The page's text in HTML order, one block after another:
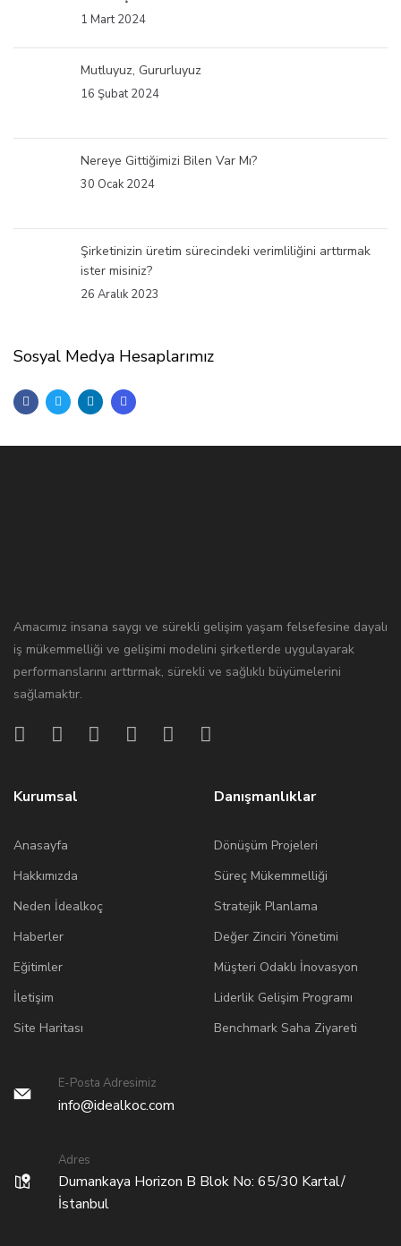
1 Mart 2024
Mutluyuz, Gururluyuz
16 Şubat 2024
Nereye Gittiğimizi Bilen Var Mı?
30 Ocak 2024
Şirketinizin üretim sürecindeki verimliliğini arttırmak
ister misiniz?
26 Aralık 2023
Sosyal Medya Hesaplarımız
Amacımız insana saygı ve sürekli gelişim yaşam felsefesine dayalı
iş mükemmelliği ve gelişimi modelini şirketlerde uygulayarak
performanslarını arttırmak, sürekli ve sağlıklı büyümelerini
sağlamaktır.
Kurumsal
Anasayfa
Hakkımızda
Neden İdealkoç
Haberler
Eğitimler
İletişim
Site Haritası
Danışmanlıklar
Dönüşüm Projeleri
Süreç Mükemmelliği
Stratejik Planlama
Değer Zinciri Yönetimi
Müşteri Odaklı İnovasyon
Liderlik Gelişim Programı
Benchmark Saha Ziyareti
E-Posta Adresimiz
info@idealkoc.com
Adres
Dumankaya Horizon B Blok No: 65/30 Kartal/
İstanbul